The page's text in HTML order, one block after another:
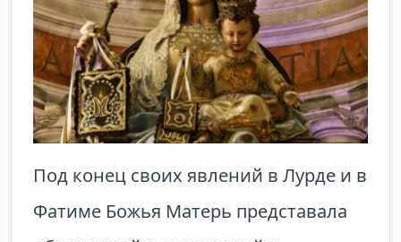
Под конец своих явлений в Лурде и в
Фатиме Божья Матерь представала